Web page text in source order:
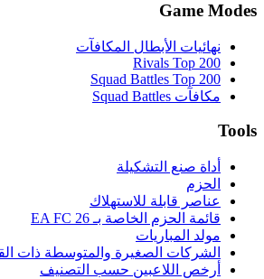
Game Modes
نهائيات الأبطال المكافآت
Rivals Top 200
Squad Battles Top 200
مكافآت Squad Battles
Tools
أداة صنع التشكيلة
الحزم
عناصر قابلة للاستهلاك
قائمة الحزم الخاصة بـ EA FC 26
مولد المباريات
الشركات الصغيرة والمتوسطة ذات
أرخص اللاعبين حسب التصنيف